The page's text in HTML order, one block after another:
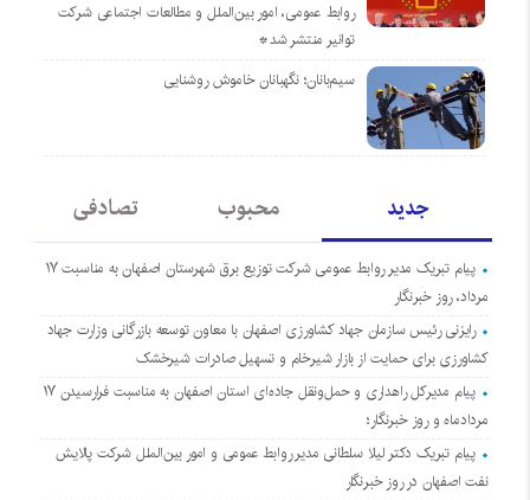
روابط عمومی، امور بین‌الملل و مطالعات اجتماعی شرکت
توانیر منتشر شد*
سیم‌بانان؛ نگهبانان خاموش روشنایی
جدید محبوب تصادفی
پیام تبریک مدیر روابط عمومی شرکت توزیع برق شهرستان اصفهان به مناسبت ۱۷
مرداد، روز خبرنگار
رایزنی رئیس سازمان جهاد کشاورزی اصفهان با معاون توسعه بازرگانی وزارت جهاد
کشاورزی برای حمایت از بازار شیرخام و تسهیل صادرات شیرخشک
پیام مدیرکل راهداری و حمل‌ونقل جاده‌ای استان اصفهان به مناسبت فرارسیدن ۱۷
مردادماه و روز خبرنگار؛
پیام تبریک دکتر لیلا سلطانی مدیر روابط عمومی و امور بین‌الملل شرکت پالایش
نفت اصفهان در روز خبرنگار